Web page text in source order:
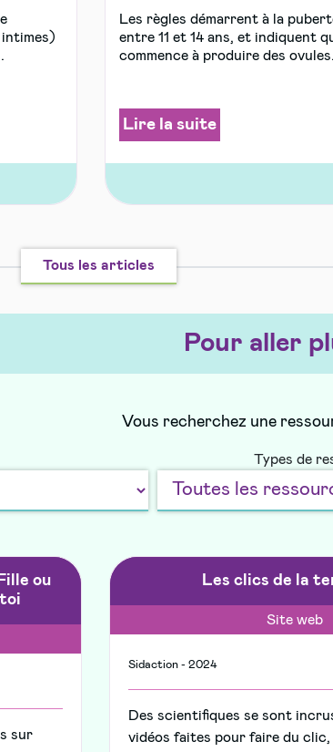
Les règles démarrent à la
entre 11 et 14 ans, et indiquent
commence à produire des
Lire la suite
Tous les articles
Pour aller
Vous recherchez une
Types de
ou
sur
Les clics de la
Site web
Sidaction - 2024
Des scientifiques se sont
vidéos faites pour faire du